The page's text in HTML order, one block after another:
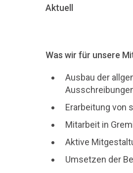
Aktuell
Was wir für unsere
Ausbau der
Erarbeitung von
Mitarbeit in
Aktive
Umsetzen der